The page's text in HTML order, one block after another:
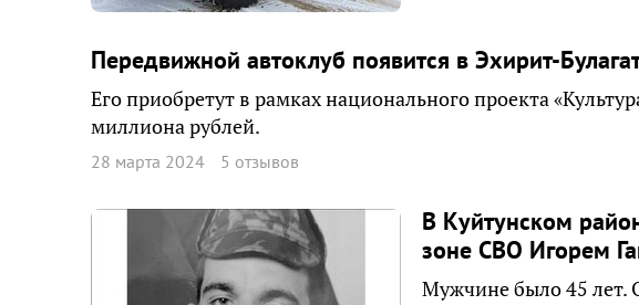
Передвижной автоклуб появится в Эхирит-
Его приобретут в рамках национального проекта
миллиона рублей.
28 марта 2024 5 отзывов
В Куйтунском
зоне СВО Игорем
Мужчине было 45 лет.